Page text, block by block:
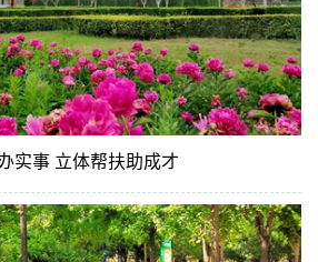
实事 立体帮扶助成才